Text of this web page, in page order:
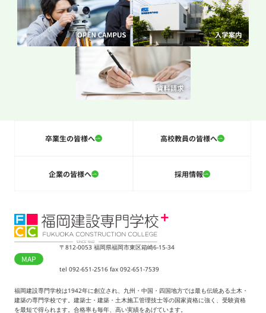
卒業生の皆様へ 高校教員の皆様へ
企業の皆様へ 採用情報
〒812-0053 福岡県福岡市東区箱崎6-15-34
MAP
tel 092-651-2516 fax 092-651-7539
福岡建設専門学校は1942年に創立され、九州・中国・四国地方では最も伝統ある土木・
建築の専門学校です。建築士・建築・土木施工管理技士等の国家資格に強く、受験資格
を最短で得られます。合格率も毎年、高い実績をあげています。